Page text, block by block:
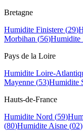
Bretagne
Humidite Finistere (29)
Morbihan (56)Humidite
Pays de la Loire
Humidite Loire-
Mayenne (53)Humidite
Hauts-de-France
Humidite Nord (59)
(80)Humidite Aisne (02)